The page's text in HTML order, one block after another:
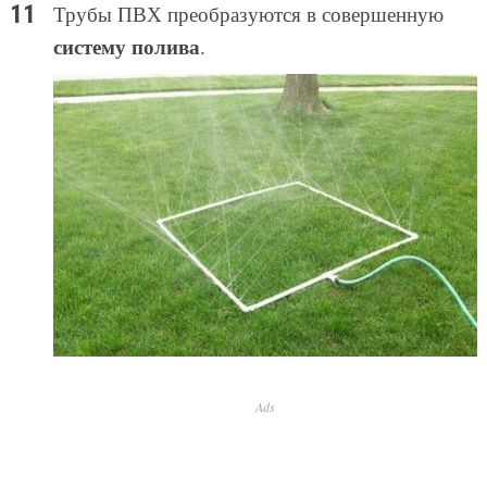
Трубы ПВХ преобразуются в совершенную
систему полива.
Ads